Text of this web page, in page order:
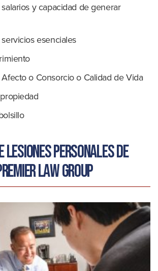
y capacidad de generar
esenciales
o Consorcio o Calidad de Vida
lesiones personales de
Law Group